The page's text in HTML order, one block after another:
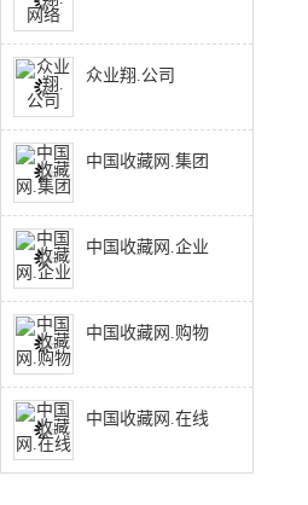
众业翔.公司
中国收藏网.集团
中国收藏网.企业
中国收藏网.购物
中国收藏网.在线